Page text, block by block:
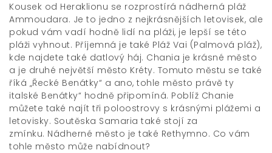
Kousek od Heraklionu se rozprostírá nádherná pláž
Ammoudara. Je to jedno z nejkrásnějších letovisek, ale
pokud vám vadí hodně lidí na pláži, je lepší se této
pláži vyhnout. Příjemná je také Pláž Vai (Palmová pláž),
kde najdete také datlový háj. Chania je krásné město
a je druhé největší město Kréty. Tomuto městu se také
říká „Řecké Benátky“ a ano, tohle město právě ty
italské Benátky“ hodně připomíná. Poblíž Chanie
můžete také najít tři poloostrovy s krásnými plážemi a
letovisky. Soutěska Samaria také stojí za
zmínku. Nádherné město je také Rethymno. Co vám
tohle město může nabídnout?